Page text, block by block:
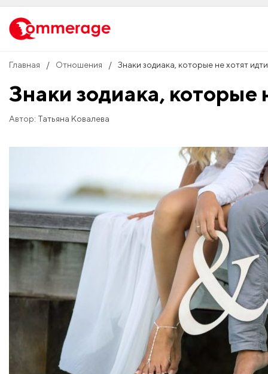
Главная Отношения Знаки зодиака, которые не хотят
Знаки зодиака, которые
Автор: Татьяна Ковалева